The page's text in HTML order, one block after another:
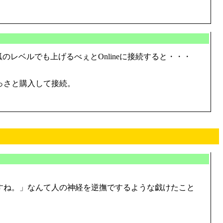
レベルでも上げるべぇとOnlineに接続すると・・・
と購入して接続。
。」なんて人の神経を逆撫でするような戯けたこと